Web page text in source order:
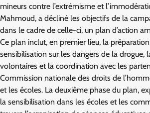
mineurs contre l’extrémisme et
Mahmoud, a décliné les objectifs de la
dans le cadre de celle-ci, un plan d’action
Ce plan inclut, en premier lieu, la
sensibilisation sur les dangers de la drogue,
volontaires et la coordination avec les
Commission nationale des droits de
et les écoles. La deuxième phase du plan,
la sensibilisation dans les écoles et les